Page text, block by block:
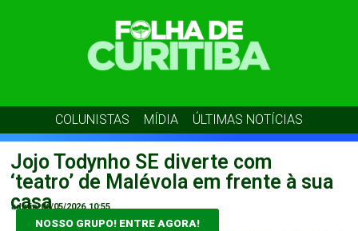
COLUNISTAS MÍDIA ÚLTIMAS NOTÍCIAS
Jojo Todynho SE diverte com
‘teatro’ de Malévola em frente à sua
casa
admin 06/05/2026 10:55
NOSSO GRUPO! ENTRE AGORA!